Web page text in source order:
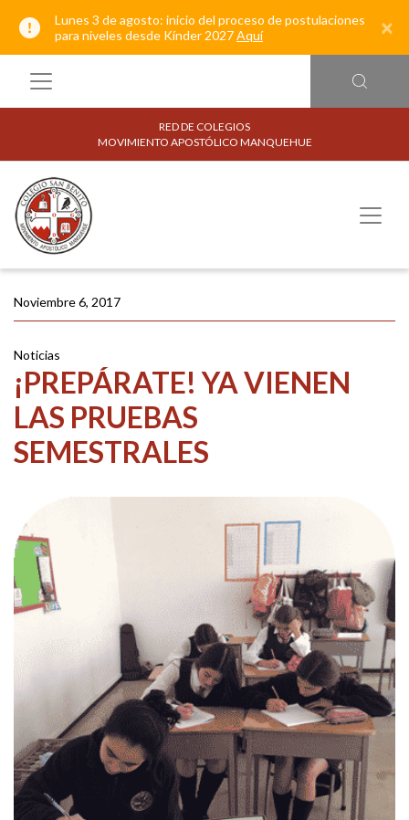
Lunes 3 de agosto: inicio del proceso de postulaciones
para niveles desde Kínder 2027Aquí ×
RED DE COLEGIOS
MOVIMIENTO APOSTÓLICO MANQUEHUE
Noviembre 6, 2017
Noticias
¡PREPÁRATE! YA VIENEN
LAS PRUEBAS
SEMESTRALES